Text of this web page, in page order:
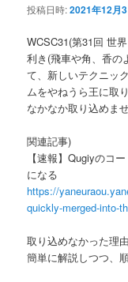
ン
ツ
移
動
投稿日時:2021年12月
WCSC31(第31回 世
利き(飛車や角、香の
て、新しいテクニッ
ムをやねうら王に取
なかなか取り込めま
関連記事)
【速報】Qugiyのコ
になる
https://
quickly-merged-into-
取り込めなかった理
簡単に解説しつつ、